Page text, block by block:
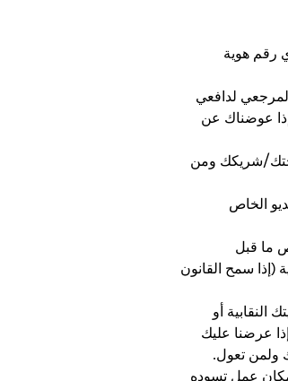
رقم هوية
لدافعي
عوضناك عن
شريكك ومن
الخاص
ما قبل
(إذا سمح القانون
النقابية أو
عرضنا عليك
ولمن تعول.
مكان عمل تسوده